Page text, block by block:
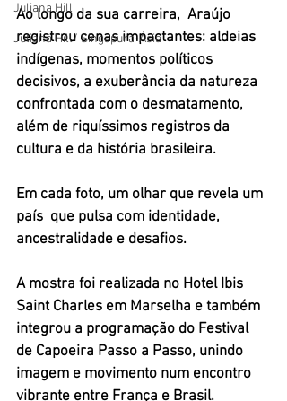
Juliana Hill
Juliana Hill/ Singapura-Ásia
Ao longo da sua carreira,  Araújo
registrou cenas impactantes: aldeias
indígenas, momentos políticos
decisivos, a exuberância da natureza
confrontada com o desmatamento,
além de riquíssimos registros da
cultura e da história brasileira.
Em cada foto, um olhar que revela um
país  que pulsa com identidade,
ancestralidade e desafios.
A mostra foi realizada no Hotel Ibis
Saint Charles em Marselha e também
integrou a programação do Festival
de Capoeira Passo a Passo, unindo
imagem e movimento num encontro
vibrante entre França e Brasil.